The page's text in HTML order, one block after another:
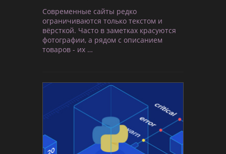
Современные сайты редко
ограничиваются только текстом и
вёрсткой. Часто в заметках красуются
фотографии, а рядом с описанием
товаров - их …